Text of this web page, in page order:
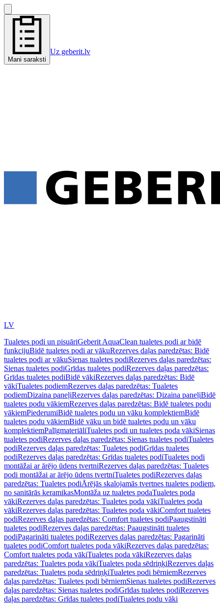
Mani saraksti
Uz geberit.lv
LV
Tualetes podi un pisuāriGeberit AquaClean tualetes podi ar bidē
funkcijuBidē tualetes podi ar vākuRezerves daļas paredzētas: Bidē
tualetes podi ar vākuSienas tualetes podiRezerves daļas paredzētas:
Sienas tualetes podiGrīdas tualetes podiRezerves daļas paredzētas:
Grīdas tualetes podiBidē vākiRezerves daļas paredzētas: Bidē
vākiTualetes podiemRezerves daļas paredzētas: Tualetes
podiemDizaina paneļiRezerves daļas paredzētas: Dizaina paneļiBidē
tualetes podu vākiemRezerves daļas paredzētas: Bidē tualetes podu
vākiemPiederumiBidē tualetes podu un vāku komplektiemBidē
tualetes podu vākiemBidē vāku un bidē tualetes podu un vāku
komplektiemPalīgmateriāliTualetes podi un tualetes poda vākiSienas
tualetes podiRezerves daļas paredzētas: Sienas tualetes podiTualetes
podiRezerves daļas paredzētas: Tualetes podiGrīdas tualetes
podiRezerves daļas paredzētas: Grīdas tualetes podiTualetes podi
montāžai ar ārējo ūdens tvertniRezerves daļas paredzētas: Tualetes
podi montāžai ar ārējo ūdens tvertniTualetes podiRezerves daļas
paredzētas: Tualetes podiĀrējās skalojamās tvertnes tualetes podiem,
no sanitārās keramikasMontāža uz tualetes podaTualetes poda
vākiRezerves daļas paredzētas: Tualetes poda vākiTualetes poda
vākiRezerves daļas paredzētas: Tualetes poda vākiComfort tualetes
podiRezerves daļas paredzētas: Comfort tualetes podiPaaugstināti
tualetes podiRezerves daļas paredzētas: Paaugstināti tualetes
podiPagarināti tualetes podiRezerves daļas paredzētas: Pagarināti
tualetes podiComfort tualetes poda vākiRezerves daļas paredzētas:
Comfort tualetes poda vākiTualetes poda vākiRezerves daļas
paredzētas: Tualetes poda vākiTualetes poda sēdriņķiRezerves daļas
paredzētas: Tualetes poda sēdriņķiTualetes podi bērniemRezerves
daļas paredzētas: Tualetes podi bērniemSienas tualetes podiRezerves
daļas paredzētas: Sienas tualetes podiGrīdas tualetes podiRezerves
daļas paredzētas: Grīdas tualetes podiTualetes podu vāki